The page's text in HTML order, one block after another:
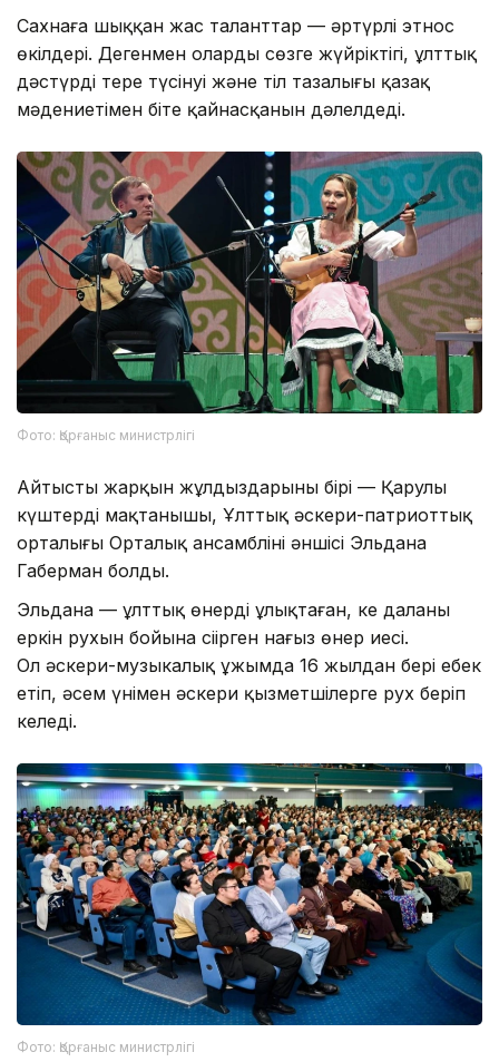
Сахнаға шыққан жас таланттар — әртүрлі этнос
өкілдері. Дегенмен олардың сөзге жүйріктігі, ұлттық
дәстүрді терең түсінуі және тіл тазалығы қазақ
мәдениетімен біте қайнасқанын дәлелдеді.
Фото: Қорғаныс министрлігі
Айтыстың жарқын жұлдыздарының бірі — Қарулы
күштердің мақтанышы, Ұлттық әскери-патриоттық
орталығы Орталық ансамблінің әншісі Эльдана
Габерман болды.
Эльдана — ұлттық өнерді ұлықтаған, кең даланың
еркін рухын бойына сіңірген нағыз өнер иесі.
Ол әскери-музыкалық ұжымда 16 жылдан бері еңбек
етіп, әсем үнімен әскери қызметшілерге рух беріп
келеді.
Фото: Қорғаныс министрлігі